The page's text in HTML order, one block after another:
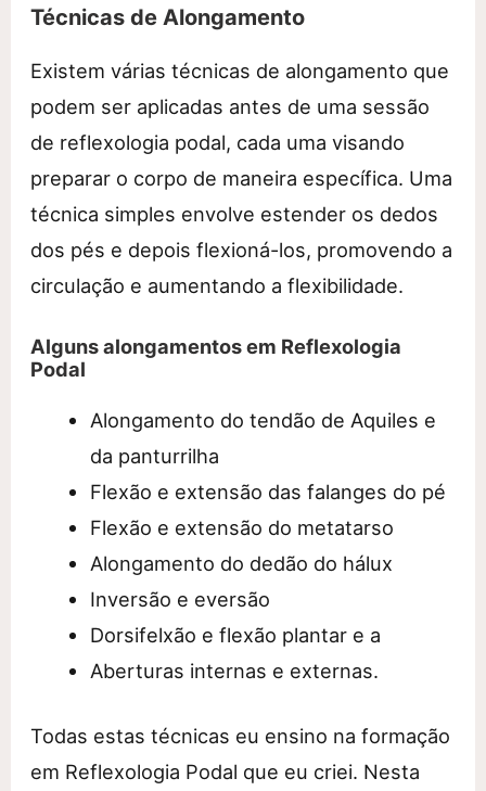
Técnicas de Alongamento
Existem várias técnicas de alongamento que
podem ser aplicadas antes de uma sessão
de reflexologia podal, cada uma visando
preparar o corpo de maneira específica. Uma
técnica simples envolve estender os dedos
dos pés e depois flexioná-los, promovendo a
circulação e aumentando a flexibilidade.
Alguns alongamentos em Reflexologia
Podal
Alongamento do tendão de Aquiles e
da panturrilha
Flexão e extensão das falanges do pé
Flexão e extensão do metatarso
Alongamento do dedão do hálux
Inversão e eversão
Dorsifelxão e flexão plantar e a
Aberturas internas e externas.
Todas estas técnicas eu ensino na formação
em Reflexologia Podal que eu criei. Nesta